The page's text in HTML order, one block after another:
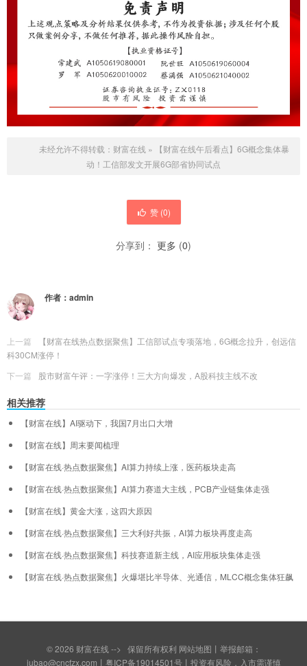
未经允许不得转载： 财富在线 »
【财富在线午后看点】6G概念集体暴
动！工信部发文开展6G部省协同试点
赞 (0)
分享到： 更多 (0)
作者： admin
上一篇
【财富在线热点数据聚焦】工信部试点专项落地，6G概念拉升，创远信
科30CM涨停！
下一篇
股市财富午评：一字涨停！三大方向爆发，A股科技主线不改
相关推荐
【财富在线】AI驱动下，我国7月出口大增
【财富在线】周末要闻梳理
【财富在线·热点数据聚焦】AI算力持续上涨，医药板块走高
【财富在线·热点数据聚焦】AI算力赛道大主线，PCB产业链集体走强
【财富在线】黄金大涨，这四大原因
【财富在线·热点数据聚焦】三大利好共振，AI算力板块再度走高
【财富在线·热点数据聚焦】科技赛道新主线，AI应用板块集体走强
【财富在线·热点数据聚焦】火爆堪比半导体、光通信，MLCC概念集体狂飙
© 2026 财富在线 --> 保留所有权利 网站地图 丨举报邮箱：
jubao@cncfzx.com丨 粤ICP备19014501号丨投资有风险，入市需谨慎